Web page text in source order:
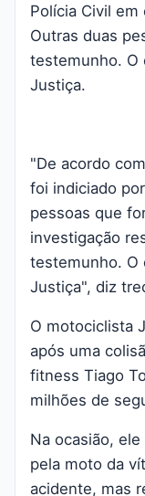
Polícia Civil
Outras duas
testemunho. O
Justiça.
"De acordo
foi indiciado
pessoas que
investigação
testemunho. O
Justiça", diz
O motociclista
após uma
fitness Tiago
milhões de
Na ocasião,
pela moto da
acidente, mas